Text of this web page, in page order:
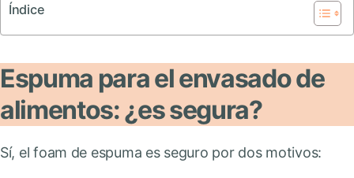
Índice
Espuma para el envasado de
alimentos: ¿es segura?
Sí, el foam de espuma es seguro por dos motivos: